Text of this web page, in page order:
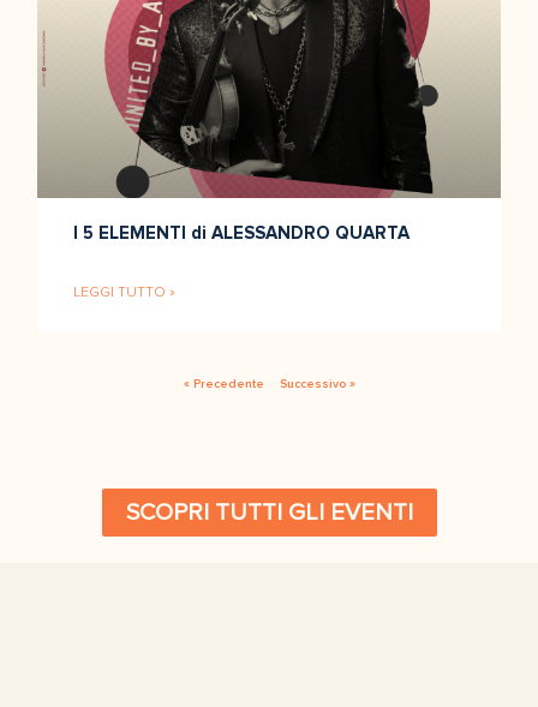
I 5 ELEMENTI di ALESSANDRO QUARTA
LEGGI TUTTO »
« Precedente Successivo »
SCOPRI TUTTI GLI EVENTI